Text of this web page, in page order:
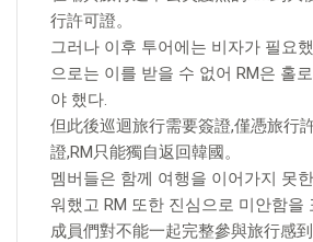
行許可證。
그러나 이후 투어에는 비자가 필요
으로는 이를 받을 수 없어 RM은 홀
야 했다.
但此後巡迴旅行需要簽證,僅憑旅行
證,RM只能獨自返回韓國。
멤버들은 함께 여행을 이어가지 못
워했고 RM 또한 진심으로 미안함을
成員們對不能一起完整參與旅行感